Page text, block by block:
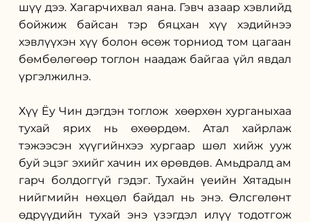
шүү дээ. Хагарчихвал яана. Гэвч азаар хэвлийд
бойжиж байсан тэр бяцхан хүү хэдийнээ
хэвлүүхэн хүү болон өсөж торниод том цагаан
бөмбөлөгөөр тоглон наадаж байгаа үйл явдал
үргэлжилнэ.
Хүү Ёу Чин дэгдэн тоглож  хөөрхөн хурганыхаа
тухай ярих нь өхөөрдөм. Атал хайрлаж
тэжээсэн хүүгийнхээ хургаар шөл хийж ууж
буй эцэг эхийг хачин их өрөвдөв. Амьдралд ам
гарч болдоггүй гэдэг. Тухайн үеийн Хятадын
нийгмийн нөхцөл байдал нь энэ. Өлсгөлөнт
өдрүүдийн тухай энэ үзэгдэл илүү тодотгож